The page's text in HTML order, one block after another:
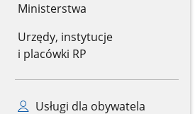
Ministerstwa
Urzędy, instytucje
i placówki RP
Usługi dla obywatela